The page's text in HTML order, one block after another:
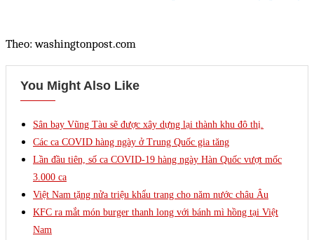
Theo: washingtonpost.com
You Might Also Like
Sân bay Vũng Tàu sẽ được xây dựng lại thành khu đô thị.
Các ca COVID hàng ngày ở Trung Quốc gia tăng
Lần đầu tiên, số ca COVID-19 hàng ngày Hàn Quốc vượt mốc
3.000 ca
Việt Nam tặng nửa triệu khẩu trang cho năm nước châu Âu
KFC ra mắt món burger thanh long với bánh mì hồng tại Việt
Nam